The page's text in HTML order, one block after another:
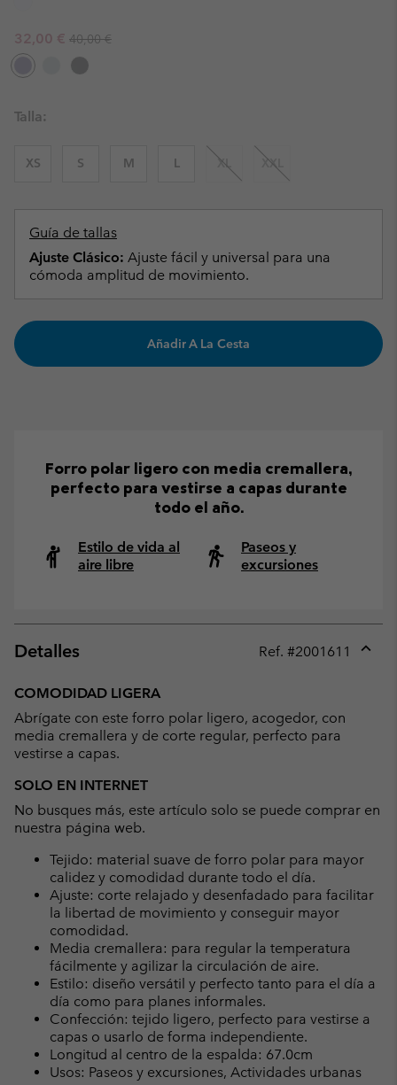
Sale price:
32,00 € Regular price:
40,00 €
Talla:
XS S M L XL XXL
Guía de tallas
Ajuste Clásico: Ajuste fácil y universal para una
cómoda amplitud de movimiento.
Añadir A La Cesta
Forro polar ligero con media cremallera,
perfecto para vestirse a capas durante
todo el año.
Estilo de vida al
aire libre
Paseos y
excursiones
Detalles Ref. #2001611
COMODIDAD LIGERA
Abrígate con este forro polar ligero, acogedor, con
media cremallera y de corte regular, perfecto para
vestirse a capas.
SOLO EN INTERNET
No busques más, este artículo solo se puede comprar en
nuestra página web.
Tejido: material suave de forro polar para mayor
calidez y comodidad durante todo el día.
Ajuste: corte relajado y desenfadado para facilitar
la libertad de movimiento y conseguir mayor
comodidad.
Media cremallera: para regular la temperatura
fácilmente y agilizar la circulación de aire.
Estilo: diseño versátil y perfecto tanto para el día a
día como para planes informales.
Confección: tejido ligero, perfecto para vestirse a
capas o usarlo de forma independiente.
Longitud al centro de la espalda: 67.0cm
Usos: Paseos y excursiones, Actividades urbanas